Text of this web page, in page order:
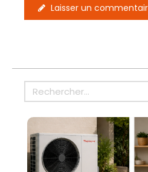
Laisser un
Rechercher